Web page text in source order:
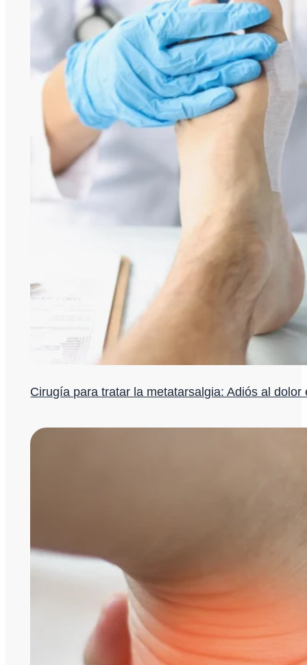
Cirugía para tratar la metatarsalgia: Adiós al dolor